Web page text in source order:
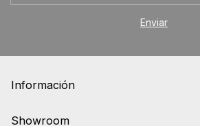
Información
Showroom